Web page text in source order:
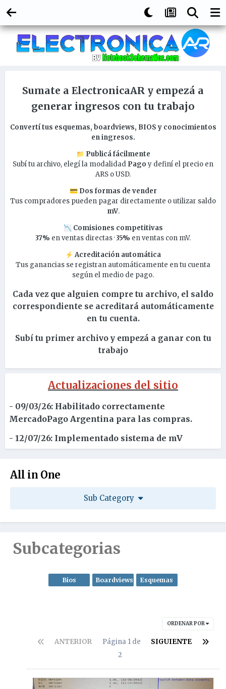
Sumate a ElectronicaAR y empezá a
generar ingresos con tu trabajo
Convertí tus esquemas, boardviews, BIOS y conocimientos
en ingresos.
📁 Publicá fácilmente
Subí tu archivo, elegí la modalidad Pago y definí el precio en
ARS o USD.
💳 Dos formas de vender
Tus compradores pueden pagar directamente o utilizar saldo
mV.
📉 Comisiones competitivas
37% en ventas directas ·35% en ventas con mV.
⚡ Acreditación automática
Tus ganancias se registran automáticamente en tu cuenta
según el medio de pago.
Cada vez que alguien compre tu archivo, el saldo
correspondiente se acreditará automáticamente
en tu cuenta.
Subí tu primer archivo y empezá a ganar con tu
trabajo
Actualizaciones del sitio
- 09/03/26: Habilitado correctamente
MercadoPago Argentina para las compras.
- 12/07/26: Implementado sistema de mV
All in One
Sub Category
Subcategorias
Bios Boardviews Esquemas
ORDENAR POR
ANTERIOR SIGUIENTE
Página 1 de
2